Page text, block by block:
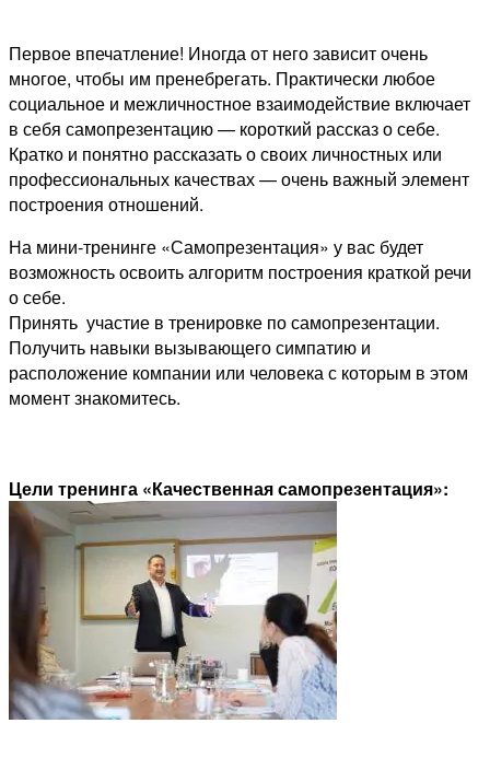
Первое впечатление! Иногда от него зависит очень
многое, чтобы им пренебрегать. Практически любое
социальное и межличностное взаимодействие включает
в себя самопрезентацию — короткий рассказ о себе.
Кратко и понятно рассказать о своих личностных или
профессиональных качествах — очень важный элемент
построения отношений.
На мини-тренинге «Самопрезентация» у вас будет
возможность освоить алгоритм построения краткой речи
о себе.
Принять участие в тренировке по самопрезентации.
Получить навыки вызывающего симпатию и
расположение компании или человека с которым в этом
момент знакомитесь.
Цели тренинга «Качественная самопрезентация»: